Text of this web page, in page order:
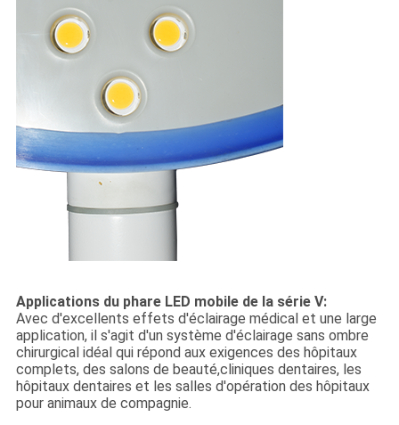
Applications du phare LED mobile de la série V:
Avec d'excellents effets d'éclairage médical et une large
application, il s'agit d'un système d'éclairage sans ombre
chirurgical idéal qui répond aux exigences des hôpitaux
complets, des salons de beauté,cliniques dentaires, les
hôpitaux dentaires et les salles d'opération des hôpitaux
pour animaux de compagnie.